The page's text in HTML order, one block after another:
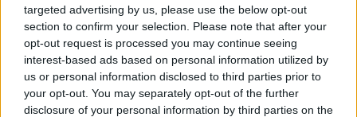
targeted advertising by us, please use the below opt-out
section to confirm your selection. Please note that after your
opt-out request is processed you may continue seeing
interest-based ads based on personal information utilized by
us or personal information disclosed to third parties prior to
your opt-out. You may separately opt-out of the further
disclosure of your personal information by third parties on the
Žinios Lietuvos diena
Visi įrašai